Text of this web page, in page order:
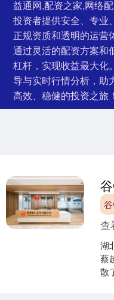
益通网,配资之家,网络
投资者提供安全、专业
正规资质和透明的运营
通过灵活的配资方案和
杠杆，实现收益最大化
导与实时行情分析，助
高效、稳健的投资之旅！
查
湖
蔡
散